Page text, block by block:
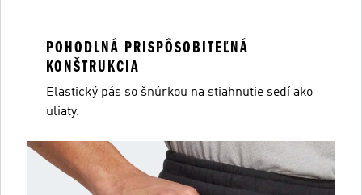
POHODLNÁ PRISPÔSOBITEĽNÁ
KONŠTRUKCIA
Elastický pás so šnúrkou na stiahnutie sedí ako
uliaty.